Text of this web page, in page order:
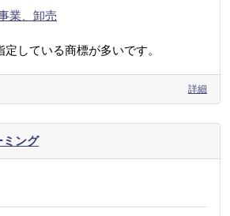
業、卸売
している商標が多いです。
詳細
ング